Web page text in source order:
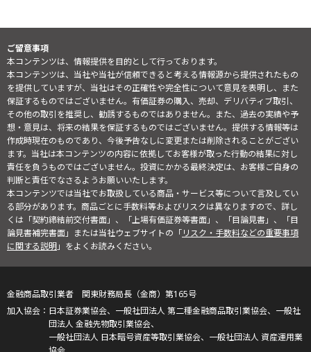
ご留意事項
本コンテンツは、情報提供を目的として行っております。
本コンテンツは、当社や当社が信頼できると考える情報源から提供されたもの
を提供していますが、当社はその正確性や完全性について意見を表明し、また
保証するものではございません。有価証券の購入、売却、デリバティブ取引、
その他の取引を推奨し、勧誘するものではありません。また、過去の実績や予
想・意見は、将来の結果を保証するものではございません。提供する情報等は
作成時現在のものであり、今後予告なしに変更または削除されることがござい
ます。当社は本コンテンツの内容に依拠してお客様が取った行動の結果に対し
責任を負うものではございません。投資にかかる最終決定は、お客様ご自身の
判断と責任でなさるようお願いいたします。
本コンテンツでは当社でお取扱している商品・サービス等について言及してい
る部分があります。商品ごとに手数料等およびリスクは異なりますので、詳し
くは「契約締結前交付書面」、「上場有価証券等書面」、「目論見書」、「目
論見書補完書面」または当社ウェブサイトの「リスク・手数料などの重要事項
に関する説明」をよくお読みください。
金融商品取引業者 関東財務局長（金商）第165号
日本証券業協会、一般社団法人 第二種金融商品取引業協会、一般社
団法人 金融先物取引業協会、
一般社団法人 日本暗号資産等取引業協会、一般社団法人 資産運用業